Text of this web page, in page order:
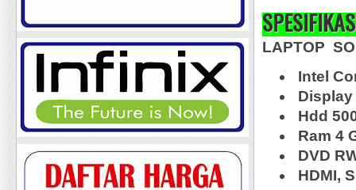
LAPTOP
Intel
Display
Hdd
Ram 4
DVD
HDMI,